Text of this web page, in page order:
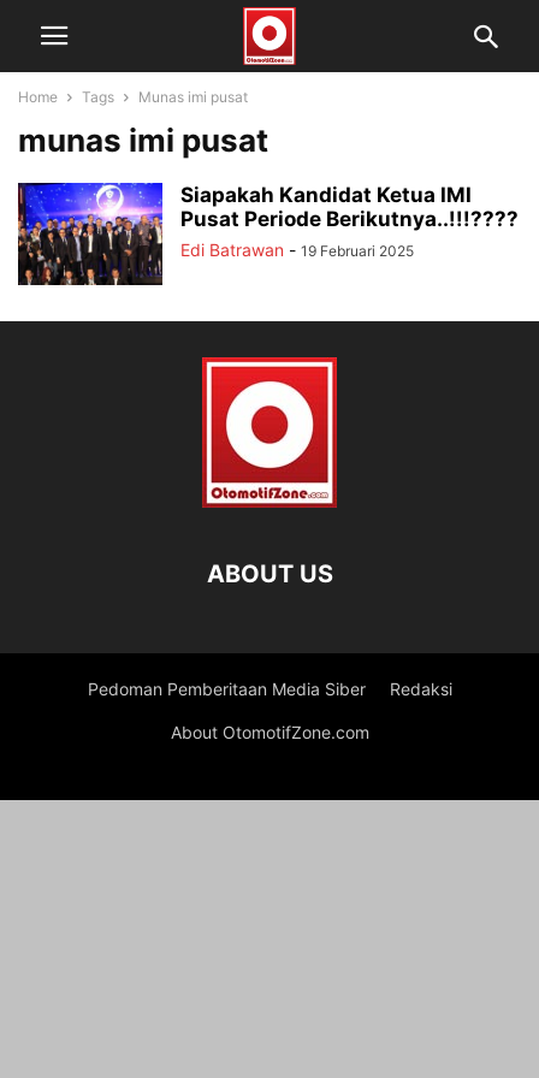
Home Tags Munas imi pusat
munas imi pusat
Siapakah Kandidat Ketua IMI
Pusat Periode Berikutnya..!!!????
Edi Batrawan - 19 Februari 2025
ABOUT US
Pedoman Pemberitaan Media Siber Redaksi
About OtomotifZone.com